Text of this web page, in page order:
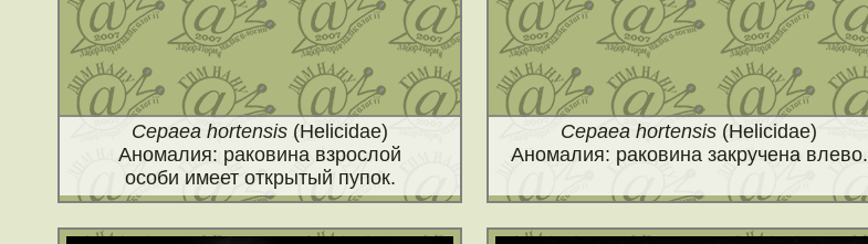
Cepaea hortensis (Helicidae)
Аномалия: раковина взрослой
особи имеет открытый пупок.
Cepaea hortensis (Helicidae)
Аномалия: раковина закручена влево.